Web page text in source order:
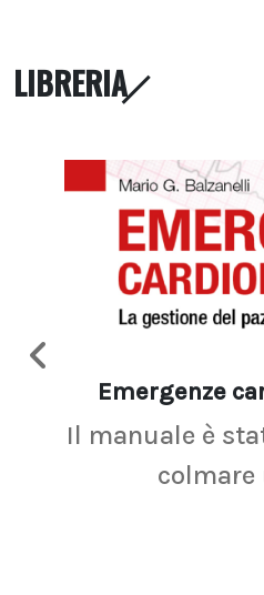
LIBRERIA
Emergenze
Il manuale è
colmare